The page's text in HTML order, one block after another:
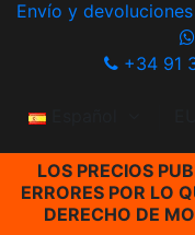
Envío y devoluciones
+34 91
Español
LOS PRECIOS
ERRORES POR LO
DERECHO DE